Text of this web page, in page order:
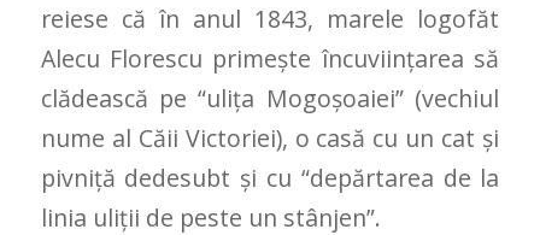
reiese că în anul 1843, marele logofăt
Alecu Florescu primește încuviințarea să
clădească pe “ulița Mogoșoaiei” (vechiul
nume al Căii Victoriei), o casă cu un cat și
pivniță dedesubt și cu “depărtarea de la
linia uliții de peste un stânjen”.